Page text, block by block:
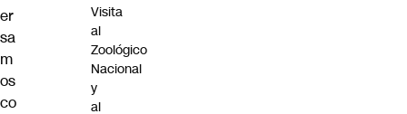
er
sa
m
os
co
Visita
al
Zoológico
Nacional
y
al